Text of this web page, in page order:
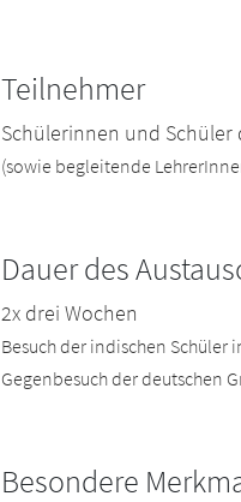
Teilnehmer
Schülerinnen und Schüler
(sowie begleitende
Dauer des
2x drei Wochen
Besuch der indischen Schüler
Gegenbesuch der deutschen
Besondere